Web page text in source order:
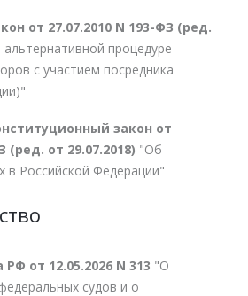
от 27.07.2010 N 193-ФЗ (ред.
процедуре
с участием посредника
закон от
(ред. от 29.07.2018) "Об
в Российской Федерации"
от 12.05.2026 N 313 "О
судов и о